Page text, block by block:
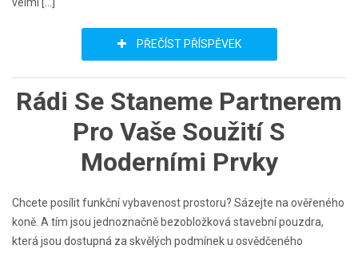
PŘEČÍST PŘÍSPĚVEK
Rádi Se Staneme Partnerem
Pro Vaše Soužití S
Moderními Prvky
Chcete posílit funkční vybavenost prostoru? Sázejte na ověřeného
koně. A tím jsou jednoznačně bezobložková stavební pouzdra,
která jsou dostupná za skvělých podmínek u osvědčeného